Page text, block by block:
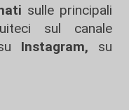
sulle principali
sul canale
Instagram, su